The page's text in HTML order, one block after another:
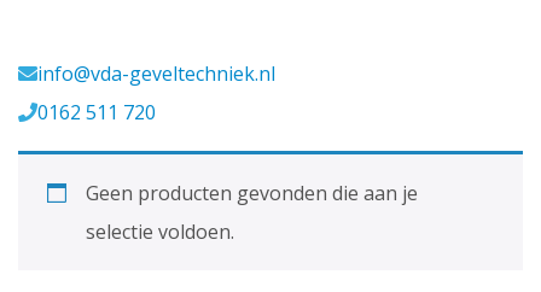
Actueel
Contact
info@vda-geveltechniek.nl
0162 511 720
Geen producten gevonden die aan je
selectie voldoen.